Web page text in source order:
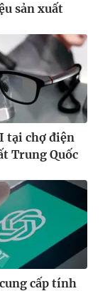
có sự chấp
phát hành lại
sản xuất
tại chợ điện
Trung Quốc
cấp tính